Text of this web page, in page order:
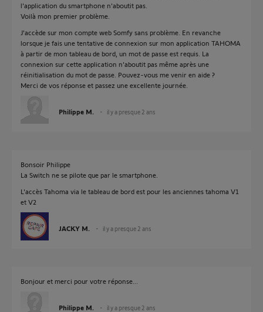
l'application du smartphone n'aboutit pas.
Voilà mon premier problème.
J'accède sur mon compte web Somfy sans problème. En revanche
lorsque je fais une tentative de connexion sur mon application TAHOMA
à partir de mon tableau de bord, un mot de passe est requis. La
connexion sur cette application n'aboutit pas même après une
réinitialisation du mot de passe. Pouvez-vous me venir en aide ?
Merci de vos réponse et passez une excellente journée.
Philippe M. il y a presque 2 ans
Bonsoir Philippe
La Switch ne se pilote que par le smartphone.
L'accès Tahoma via le tableau de bord est pour les anciennes tahoma V1
et V2
JACKY M. il y a presque 2 ans
Bonjour et merci pour votre réponse...
Philippe M. il y a presque 2 ans